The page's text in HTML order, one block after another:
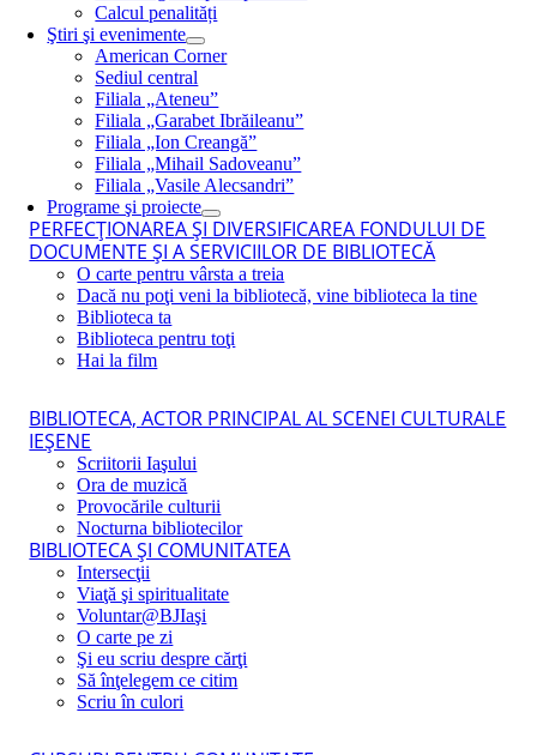
Calcul penalități
Ştiri şi evenimente
American Corner
Sediul central
Filiala „Ateneu”
Filiala „Garabet Ibrăileanu”
Filiala „Ion Creangă”
Filiala „Mihail Sadoveanu”
Filiala „Vasile Alecsandri”
Programe şi proiecte
PERFECŢIONAREA ŞI DIVERSIFICAREA FONDULUI DE
DOCUMENTE ŞI A SERVICIILOR DE BIBLIOTECĂ
O carte pentru vârsta a treia
Dacă nu poţi veni la bibliotecă, vine biblioteca la tine
Biblioteca ta
Biblioteca pentru toţi
Hai la film
BIBLIOTECA, ACTOR PRINCIPAL AL SCENEI CULTURALE
IEŞENE
Scriitorii Iaşului
Ora de muzică
Provocările culturii
Nocturna bibliotecilor
BIBLIOTECA ŞI COMUNITATEA
Intersecţii
Viaţă şi spiritualitate
Voluntar@BJIaşi
O carte pe zi
Şi eu scriu despre cărţi
Să înţelegem ce citim
Scriu în culori